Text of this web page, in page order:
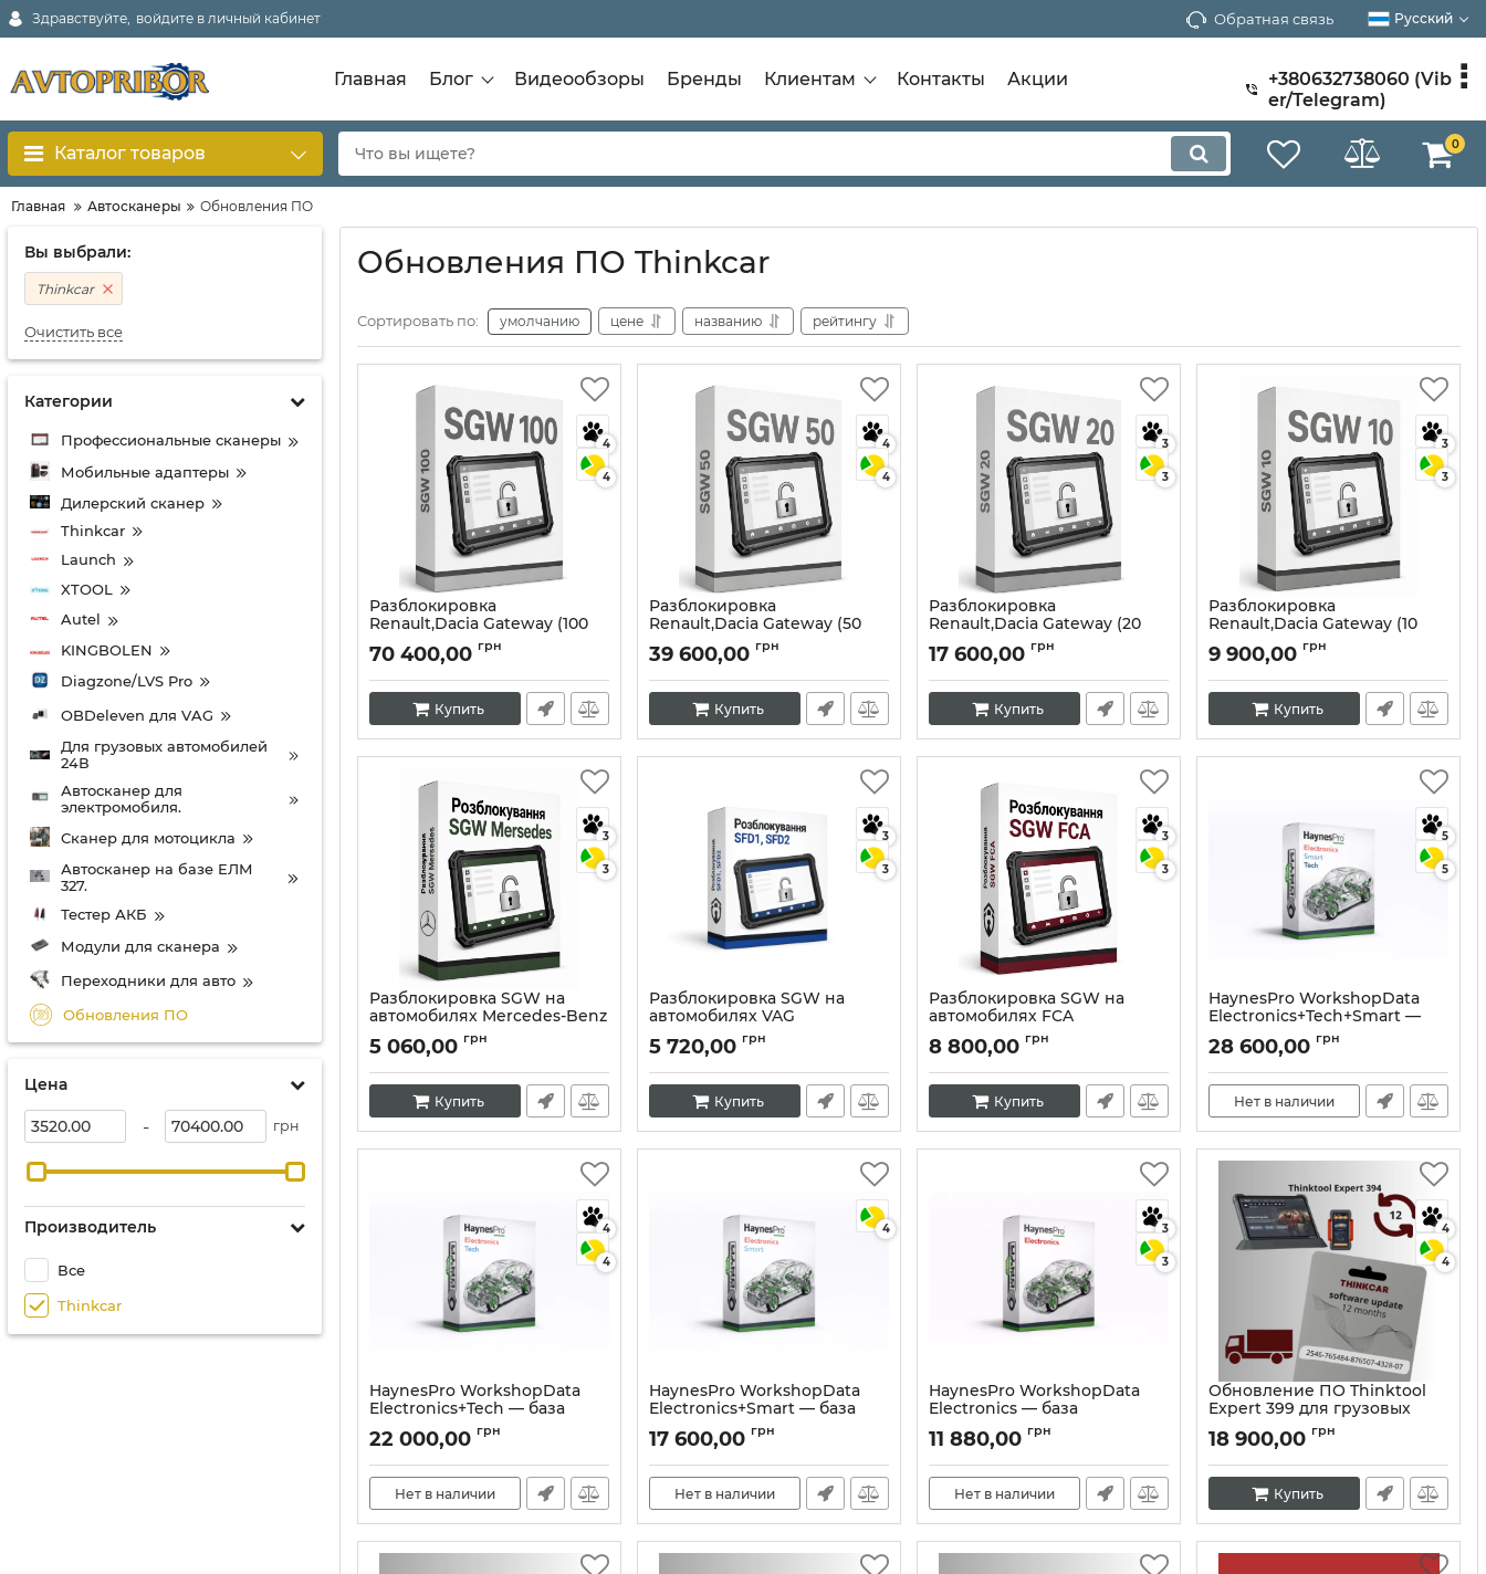
Здравствуйте, войдите в личный кабинет Обратная связь Русский
Главная Блог Видеообзоры Бренды Клиентам Контакты Акции
+380632738060 (Vib
er/Telegram)
Каталог товаров 0
Главная Автосканеры Обновления ПО
Вы выбрали:
Thinkcar
Очистить все
Категории
Профессиональные сканеры
Мобильные адаптеры
Дилерский сканер
Thinkcar
Launch
XTOOL
Autel
KINGBOLEN
Diagzone/LVS Pro
OBDeleven для VAG
Для грузовых автомобилей
24В
Автосканер для
электромобиля.
Сканер для мотоцикла
Автосканер на базе ЕЛМ
327.
Тестер АКБ
Модули для сканера
Переходники для авто
Обновления ПО
Цена
- грн
Производитель
Все
Thinkcar
Обновления ПО Thinkcar
Сортировать по: умолчанию цене названию рейтингу
4
4
Разблокировка
Renault,Dacia Gateway (100
Артикул:10400
70 400,00 грн
Купить
4
4
Разблокировка
Renault,Dacia Gateway (50
Артикул:10399
39 600,00 грн
Купить
3
3
Разблокировка
Renault,Dacia Gateway (20
Артикул:10398
17 600,00 грн
Купить
3
3
Разблокировка
Renault,Dacia Gateway (10
Артикул:10397
9 900,00 грн
Купить
3
3
Разблокировка SGW на
автомобилях Mercedes-Benz
Артикул: 10396
5 060,00 грн
Купить
3
3
Разблокировка SGW на
автомобилях VAG
Артикул: 10395
5 720,00 грн
Купить
3
3
Разблокировка SGW на
автомобилях FCA
Артикул: 10394
8 800,00 грн
Купить
5
5
HaynesPro WorkshopData
Electronics+Tech+Smart —
полный пакет для
диагностики и ремонта
автомобилей
Артикул:10390
28 600,00 грн
Нет в наличии
4
4
HaynesPro WorkshopData
Electronics+Tech — база
данных для ремонта и
обслуживания авто
Артикул:10389
22 000,00 грн
Нет в наличии
4
HaynesPro WorkshopData
Electronics+Smart — база
данных для ремонта и
обслуживания авто
Артикул:10388
17 600,00 грн
Нет в наличии
3
3
HaynesPro WorkshopData
Electronics — база
электросхем для
автодиагностики
Артикул:10387
11 880,00 грн
Нет в наличии
4
4
Обновление ПО Thinktool
Expert 399 для грузовых
автомобилей
Артикул:10403
18 900,00 грн
Купить